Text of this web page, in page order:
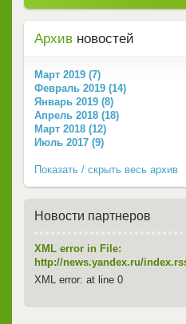
Архив новостей
Март 2019 (7)
Февраль 2019 (14)
Январь 2019 (8)
Апрель 2018 (18)
Март 2018 (12)
Июль 2017 (9)
Показать / скрыть весь архив
Новости партнеров
XML error in File:
http://news.yandex.ru/
XML error: at line 0